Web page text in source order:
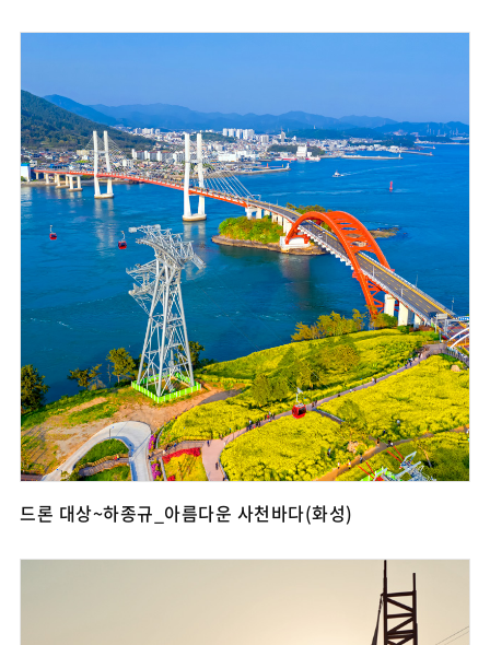
드론 대상~하종규_아름다운 사천바다(화성)